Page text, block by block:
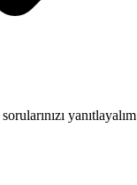
yanıtlayalım